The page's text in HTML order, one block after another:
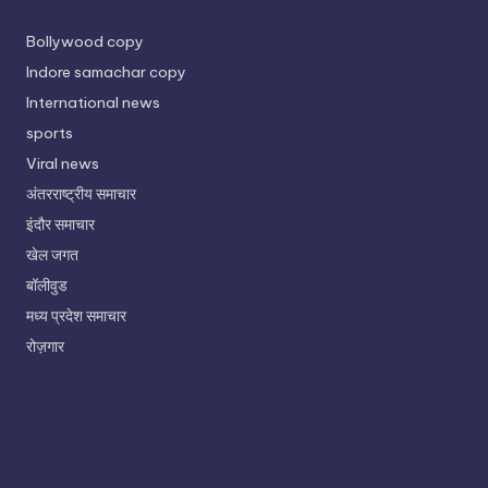
Bollywood copy
Indore samachar copy
International news
sports
Viral news
अंतरराष्ट्रीय समाचार
इंदौर समाचार
खेल जगत
बॉलीवुड
मध्य प्रदेश समाचार
रोज़गार